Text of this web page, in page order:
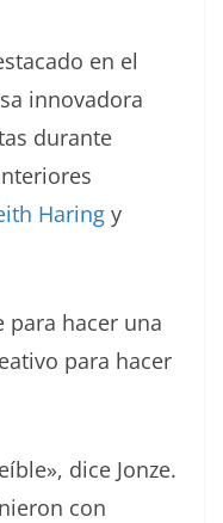
en el
innovadora
durante
Haring y
para hacer una
para hacer
dice Jonze.
con